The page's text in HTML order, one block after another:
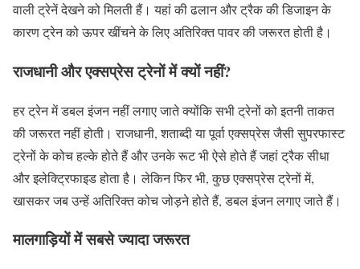
वाली ट्रेनें देखने को मिलती हैं। यहां की ढलान और ट्रैक की डिजाइन के
कारण ट्रेन को ऊपर खींचने के लिए अतिरिक्त पावर की जरूरत होती है।
राजधानी और एक्सप्रेस ट्रेनों में क्यों नहीं?
हर ट्रेन में डबल इंजन नहीं लगाए जाते क्योंकि सभी ट्रेनों को इतनी ताकत
की जरूरत नहीं होती। राजधानी, शताब्दी या पूर्वा एक्सप्रेस जैसी सुपरफास्ट
ट्रेनों के कोच हल्के होते हैं और उनके रूट भी ऐसे होते हैं जहां ट्रैक सीधा
और इलेक्ट्रिफाइड होता है। लेकिन फिर भी, कुछ एक्सप्रेस ट्रेनों में,
खासकर जब उन्हें अतिरिक्त कोच जोड़ने होते हैं, डबल इंजन लगाए जाते हैं।
मालगाड़ियों में सबसे ज्यादा जरूरत